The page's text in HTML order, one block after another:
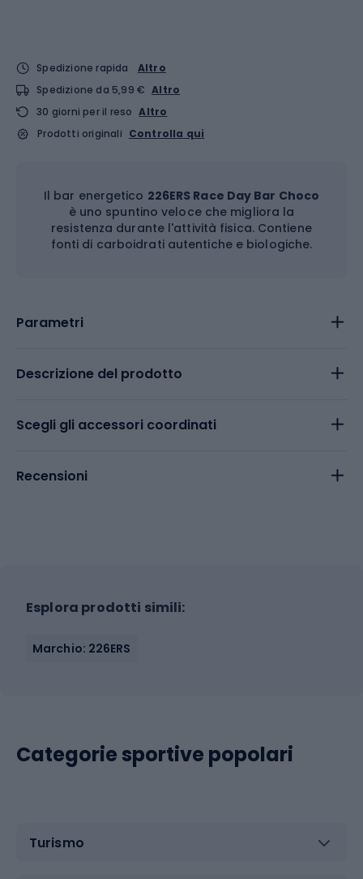
Spedizione rapida
Altro
Spedizione da 5,99 € Altro
30 giorni per il reso Altro
Prodotti originali Controlla qui
Il bar energetico 226ERS Race Day Bar Choco
è uno spuntino veloce che migliora la
resistenza durante l'attività fisica. Contiene
fonti di carboidrati autentiche e biologiche.
Parametri
Descrizione del prodotto
Scegli gli accessori coordinati
Recensioni
Esplora prodotti simili:
Marchio: 226ERS
Categorie sportive popolari
Turismo